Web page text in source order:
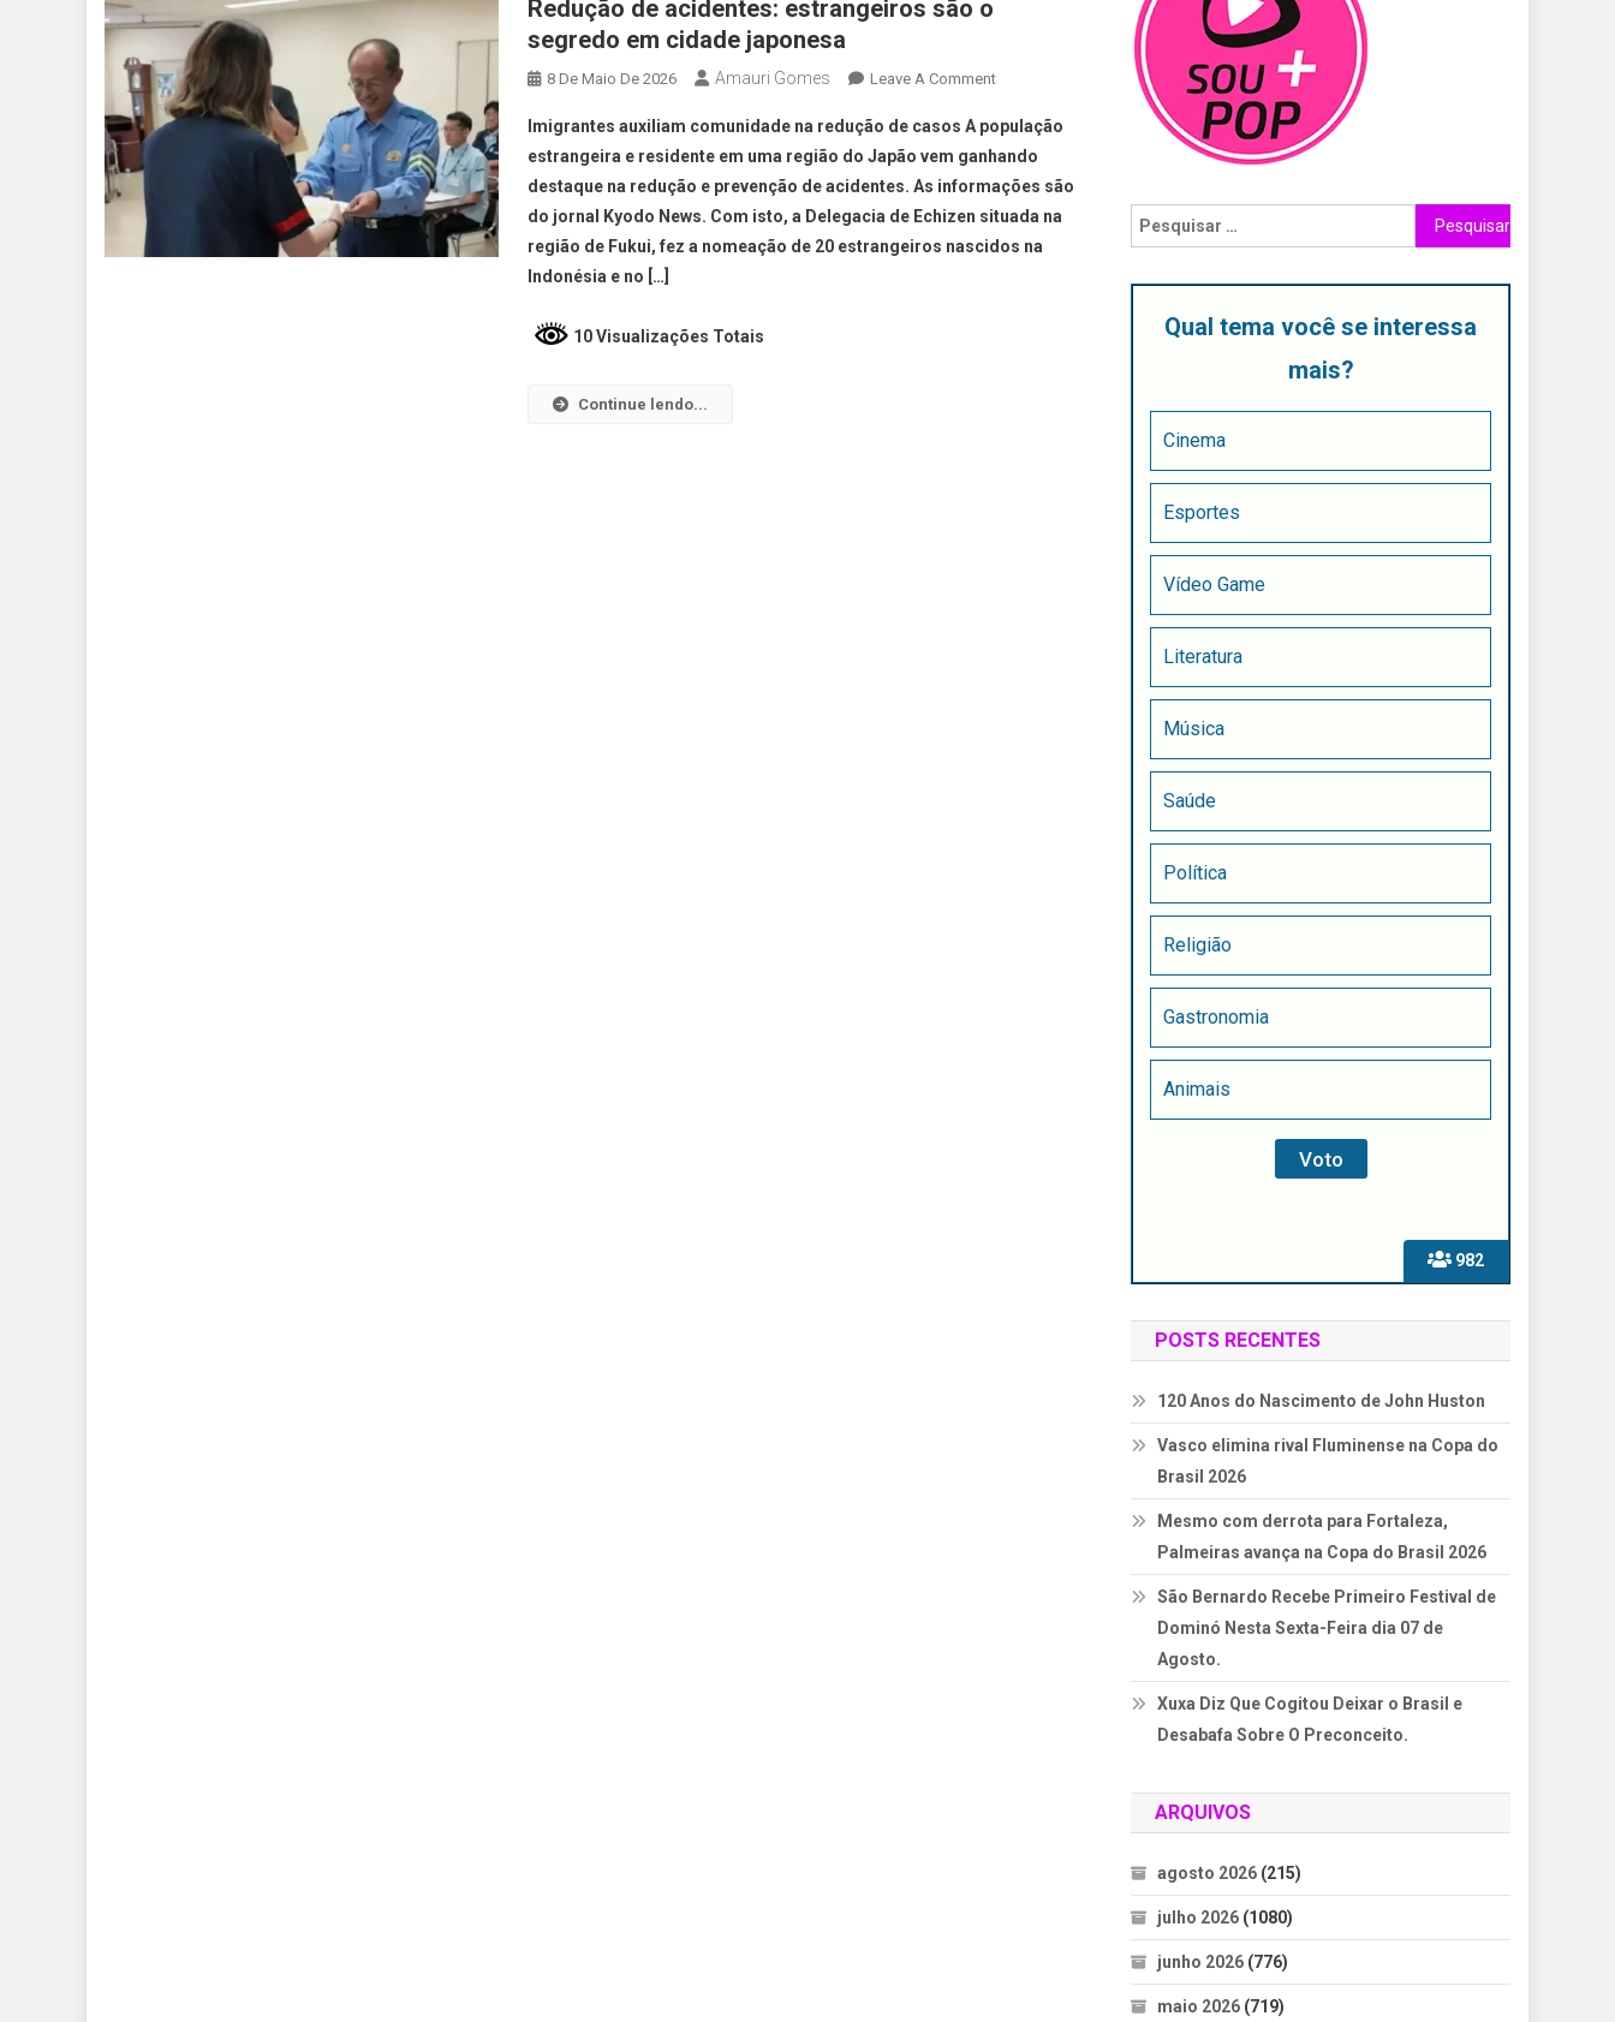
Redução de acidentes: estrangeiros são o
segredo em cidade japonesa
8 De Maio De 2026 Amauri Gomes Leave A Comment
Imigrantes auxiliam comunidade na redução de casos A população
estrangeira e residente em uma região do Japão vem ganhando
destaque na redução e prevenção de acidentes. As informações são
do jornal Kyodo News. Com isto, a Delegacia de Echizen situada na
região de Fukui, fez a nomeação de 20 estrangeiros nascidos na
Indonésia e no […]
10 Visualizações Totais
Continue lendo...
982
Qual tema você se interessa
mais?
Cinema
Esportes
Vídeo Game
Literatura
Música
Saúde
Política
Religião
Gastronomia
Animais
POSTS RECENTES
120 Anos do Nascimento de John Huston
Vasco elimina rival Fluminense na Copa do
Brasil 2026
Mesmo com derrota para Fortaleza,
Palmeiras avança na Copa do Brasil 2026
São Bernardo Recebe Primeiro Festival de
Dominó Nesta Sexta-Feira dia 07 de
Agosto.
Xuxa Diz Que Cogitou Deixar o Brasil e
Desabafa Sobre O Preconceito.
ARQUIVOS
agosto 2026 (215)
julho 2026 (1080)
junho 2026 (776)
maio 2026 (719)